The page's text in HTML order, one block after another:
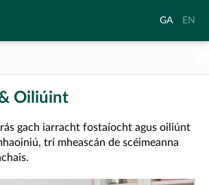
Aistrigh
Gaeilge
GA
to
EN
Oiliúint
gach iarracht fostaíocht agus oiliúnt
trí mheascán de scéimeanna